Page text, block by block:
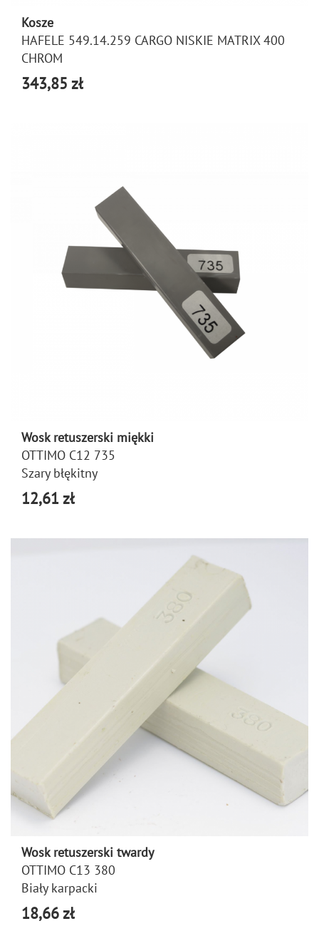
Kosze
HAFELE 549.14.259 CARGO NISKIE MATRIX 400
CHROM
343,85 zł
Wosk retuszerski miękki
OTTIMO C12 735
Szary błękitny
12,61 zł
Wosk retuszerski twardy
OTTIMO C13 380
Biały karpacki
18,66 zł